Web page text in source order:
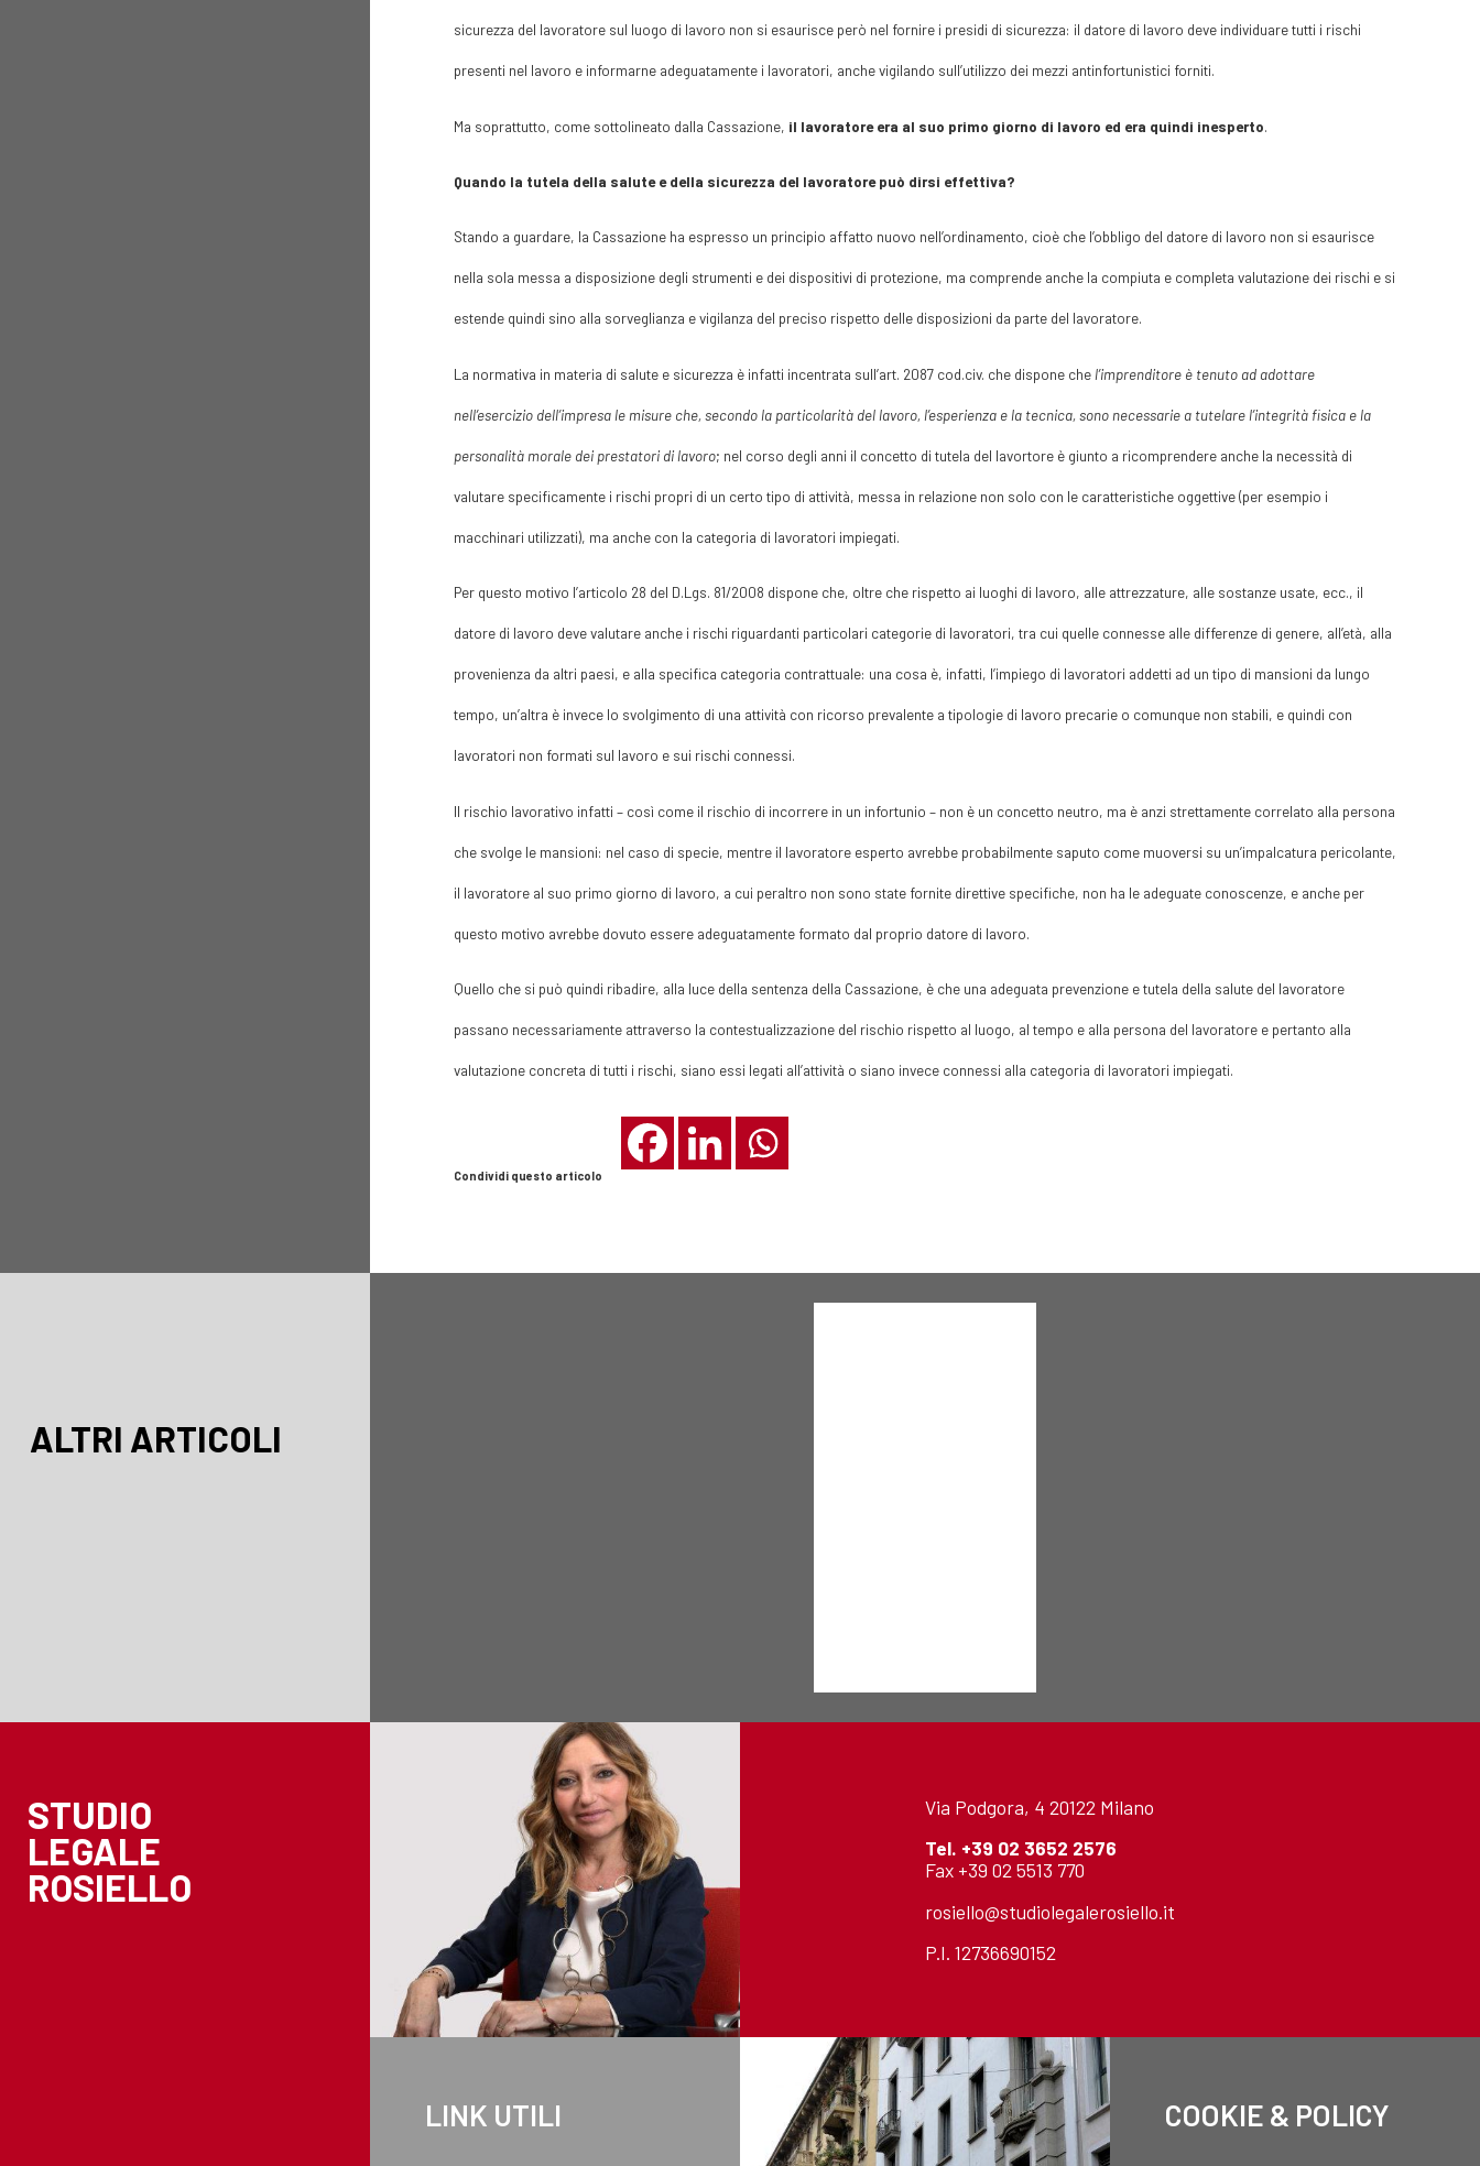
sicurezza del lavoratore sul luogo di lavoro non si esaurisce però nel fornire i presidi di sicurezza: il datore di lavoro deve individuare tutti i rischi
presenti nel lavoro e informarne adeguatamente i lavoratori, anche vigilando sull’utilizzo dei mezzi antinfortunistici forniti.
Ma soprattutto, come sottolineato dalla Cassazione, il lavoratore era al suo primo giorno di lavoro ed era quindi inesperto.
Quando la tutela della salute e della sicurezza del lavoratore può dirsi effettiva?
Stando a guardare, la Cassazione ha espresso un principio affatto nuovo nell’ordinamento, cioè che l’obbligo del datore di lavoro non si esaurisce
nella sola messa a disposizione degli strumenti e dei dispositivi di protezione, ma comprende anche la compiuta e completa valutazione dei rischi e si
estende quindi sino alla sorveglianza e vigilanza del preciso rispetto delle disposizioni da parte del lavoratore.
La normativa in materia di salute e sicurezza è infatti incentrata sull’art. 2087 cod.civ. che dispone che l’imprenditore è tenuto ad adottare
nell’esercizio dell’impresa le misure che, secondo la particolarità del lavoro, l’esperienza e la tecnica, sono necessarie a tutelare l’integrità fisica e la
personalità morale dei prestatori di lavoro; nel corso degli anni il concetto di tutela del lavortore è giunto a ricomprendere anche la necessità di
valutare specificamente i rischi propri di un certo tipo di attività, messa in relazione non solo con le caratteristiche oggettive (per esempio i
macchinari utilizzati), ma anche con la categoria di lavoratori impiegati.
Per questo motivo l’articolo 28 del D.Lgs. 81/2008 dispone che, oltre che rispetto ai luoghi di lavoro, alle attrezzature, alle sostanze usate, ecc., il
datore di lavoro deve valutare anche i rischi riguardanti particolari categorie di lavoratori, tra cui quelle connesse alle differenze di genere, all’età, alla
provenienza da altri paesi, e alla specifica categoria contrattuale: una cosa è, infatti, l’impiego di lavoratori addetti ad un tipo di mansioni da lungo
tempo, un’altra è invece lo svolgimento di una attività con ricorso prevalente a tipologie di lavoro precarie o comunque non stabili, e quindi con
lavoratori non formati sul lavoro e sui rischi connessi.
Il rischio lavorativo infatti – così come il rischio di incorrere in un infortunio – non è un concetto neutro, ma è anzi strettamente correlato alla persona
che svolge le mansioni: nel caso di specie, mentre il lavoratore esperto avrebbe probabilmente saputo come muoversi su un’impalcatura pericolante,
il lavoratore al suo primo giorno di lavoro, a cui peraltro non sono state fornite direttive specifiche, non ha le adeguate conoscenze, e anche per
questo motivo avrebbe dovuto essere adeguatamente formato dal proprio datore di lavoro.
Quello che si può quindi ribadire, alla luce della sentenza della Cassazione, è che una adeguata prevenzione e tutela della salute del lavoratore
passano necessariamente attraverso la contestualizzazione del rischio rispetto al luogo, al tempo e alla persona del lavoratore e pertanto alla
valutazione concreta di tutti i rischi, siano essi legati all’attività o siano invece connessi alla categoria di lavoratori impiegati.
Condividi questo articolo
ALTRI ARTICOLI
STUDIO
LEGALE
ROSIELLO
Via Podgora, 4 20122 Milano
Tel. +39 02 3652 2576
Fax +39 02 5513 770
rosiello@studiolegalerosiello.it
P.I. 12736690152
LINK UTILI COOKIE & POLICY